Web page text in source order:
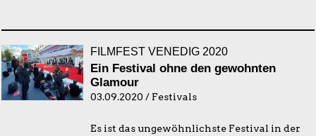
FILMFEST VENEDIG 2020
Ein Festival ohne den gewohnten
Glamour
03.09.2020 / Festivals
Es ist das ungewöhnlichste Festival in der